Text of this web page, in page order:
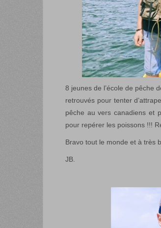
8 jeunes de l’école de pêche
retrouvés pour tenter
pêche au vers canadiens et
pour repérer les poissons !!!
Bravo tout le monde et à très
JB.